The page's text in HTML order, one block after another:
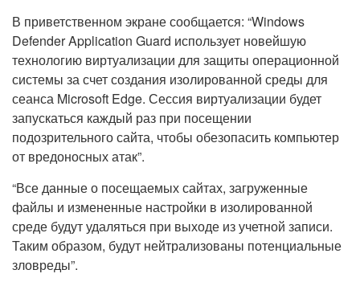
В приветственном экране сообщается: “Windows
Defender Application Guard использует новейшую
технологию виртуализации для защиты операционной
системы за счет создания изолированной среды для
сеанса Microsoft Edge. Сессия виртуализации будет
запускаться каждый раз при посещении
подозрительного сайта, чтобы обезопасить компьютер
от вредоносных атак”.
“Все данные о посещаемых сайтах, загруженные
файлы и измененные настройки в изолированной
среде будут удаляться при выходе из учетной записи.
Таким образом, будут нейтрализованы потенциальные
зловреды”.